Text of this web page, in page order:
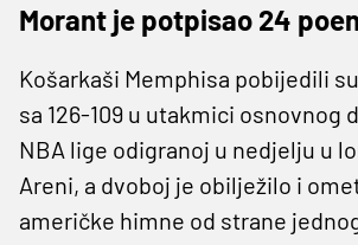
Morant je potpisao 24
Košarkaši Memphisa pobijedili
sa 126-109 u utakmici osnovnog
NBA lige odigranoj u nedjelju u
Areni, a dvoboj je obilježilo i
američke himne od strane